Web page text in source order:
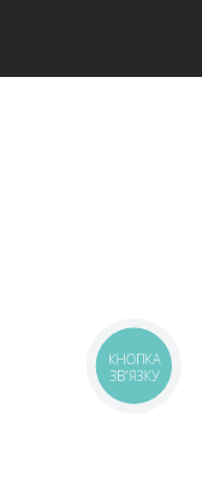
КНОПКА
ЗВ'ЯЗКУ